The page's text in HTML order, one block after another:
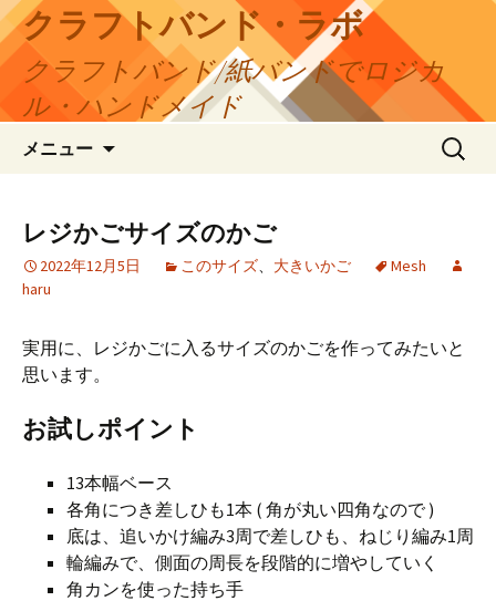
コ
ン
テ
ツ
ス
クラフトバンド・ラボ
クラフトバンド/紙バンドでロジカ
ル・ハンドメイド
メニュー
検
索:
レジかごサイズのかご
2022年12月5日 このサイズ、 大きいかご
Mesh
haru
実用に、レジかごに入るサイズのかごを作ってみたいと
思います。
お試しポイント
13本幅ベース
各角につき差しひも1本 ( 角が丸い四角なので )
底は、追いかけ編み3周で差しひも、ねじり編み1周
輪編みで、側面の周長を段階的に増やしていく
角カンを使った持ち手